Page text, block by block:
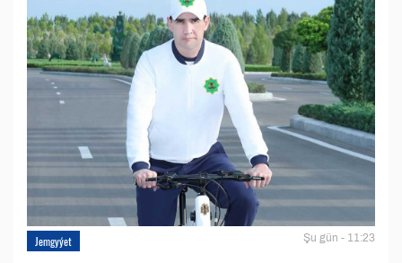
Jemgyýet Şu gün - 11:23